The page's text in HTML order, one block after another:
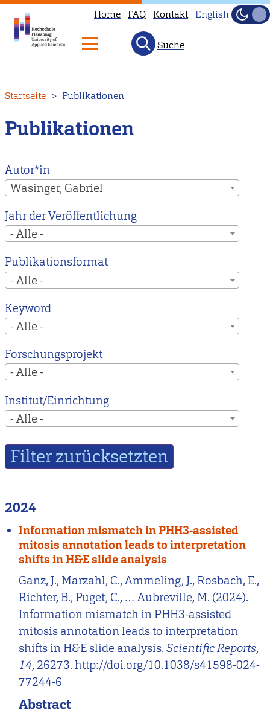
zum
Inhalt
Home FAQ Kontakt
to
our
main
instead.
English
Hell
Suche
Startseite Publikationen
Publikationen
Autor*in
Wasinger, Gabriel
Jahr der Veröffentlichung
- Alle -
Publikationsformat
- Alle -
Keyword
- Alle -
Forschungsprojekt
- Alle -
Institut/Einrichtung
- Alle -
2024
Information mismatch in PHH3-assisted
mitosis annotation leads to interpretation
shifts in H&E slide analysis
Ganz, J., Marzahl, C., Ammeling, J., Rosbach, E.,
Richter, B., Puget, C., … Aubreville, M. (2024).
Information mismatch in PHH3-assisted
mitosis annotation leads to interpretation
shifts in H&E slide analysis.Scientific Reports,
14, 26273. http://doi.org/10.1038/s41598-024-
77244-6
Abstract